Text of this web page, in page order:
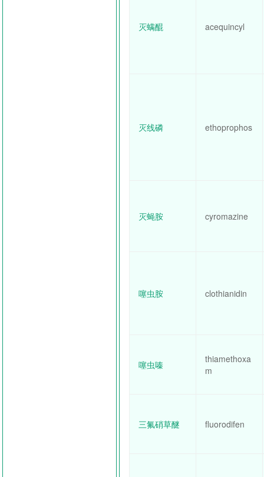
灭螨醌 acequincyl
灭线磷 ethoprophos
灭蝇胺 cyromazine
噻虫胺 clothianidin
噻虫嗪
thiamethoxa
m
三氟硝草醚 fluorodifen